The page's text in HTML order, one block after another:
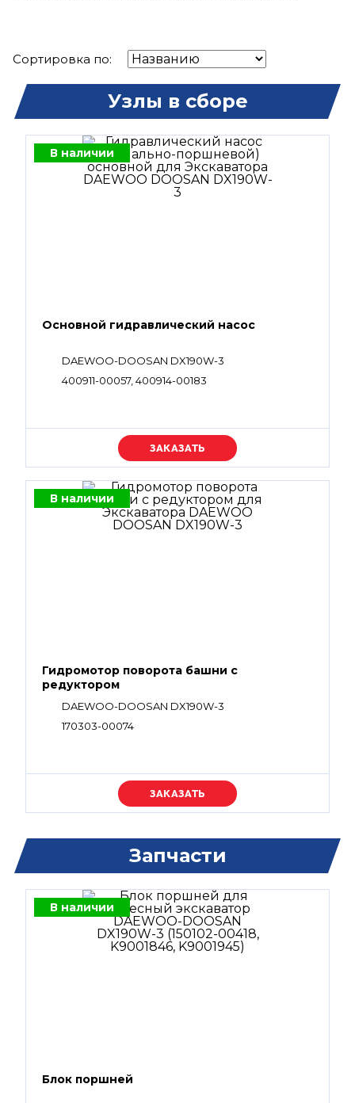
Сортировка по:
Узлы в сборе
В наличии
Основной гидравлический насос
DAEWOO-DOOSAN DX190W-3
400911-00057, 400914-00183
Уточняйте цену
В наличии
Гидромотор поворота башни с
редуктором
DAEWOO-DOOSAN DX190W-3
170303-00074
Уточняйте цену
Запчасти
В наличии
Блок поршней